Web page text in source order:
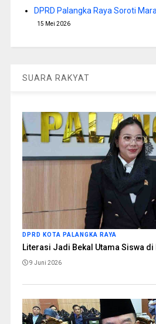
DPRD Palangka Raya Soroti
15 Mei 2026
SUARA RAKYAT
DPRD KOTA PALANGKA RAYA
Literasi Jadi Bekal Utama Siswa di
9 Juni 2026